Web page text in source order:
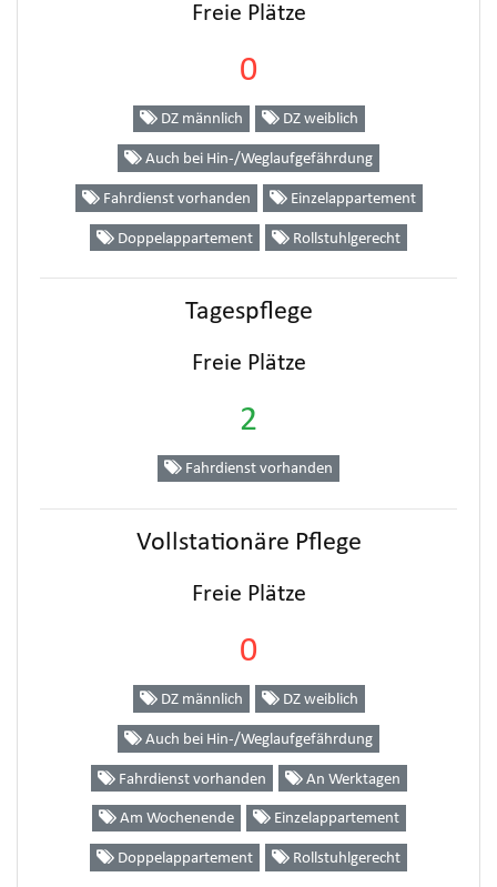
Freie Plätze
0
DZ männlich DZ weiblich
Auch bei Hin-/Weglaufgefährdung
Fahrdienst vorhanden Einzelappartement
Doppelappartement Rollstuhlgerecht
Tagespflege
Freie Plätze
2
Fahrdienst vorhanden
Vollstationäre Pflege
Freie Plätze
0
DZ männlich DZ weiblich
Auch bei Hin-/Weglaufgefährdung
Fahrdienst vorhanden An Werktagen
Am Wochenende Einzelappartement
Doppelappartement Rollstuhlgerecht